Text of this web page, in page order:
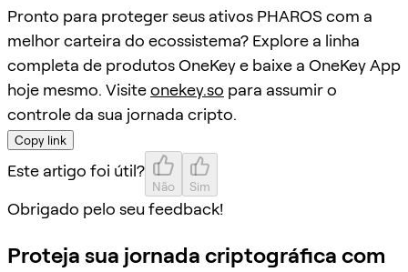
Pronto para proteger seus ativos PHAROS com a
melhor carteira do ecossistema? Explore a linha
completa de produtos OneKey e baixe a OneKey App
hoje mesmo. Visiteonekey.so para assumir o
controle da sua jornada cripto.
Copy link
Este artigo foi útil?
Não Sim
Obrigado pelo seu feedback!
Proteja sua jornada criptográfica com